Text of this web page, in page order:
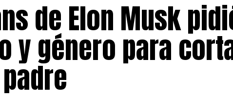
de Elon Musk
y género para